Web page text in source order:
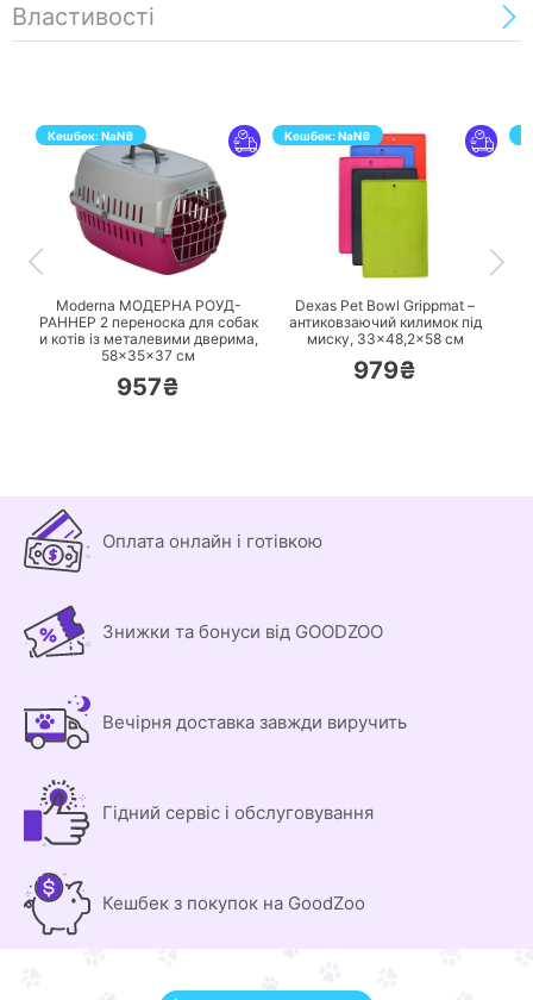
Властивості
Кешбек:NaN₴
ПЕРЕЙТИ
Moderna МОДЕРНА РОУД-
РАННЕР 2 переноска для собак
и котів із металевими дверима,
58×35×37 см
957₴
Кешбек:NaN₴
ПЕРЕЙТИ
Dexas Pet Bowl Grippmat –
антиковзаючий килимок під
миску, 33×48,2×58 см
979₴
Оплата онлайн і готівкою
Знижки та бонуси від GOODZOO
Вечірня доставка завжди виручить
Гідний сервіс і обслуговування
Кешбек з покупок на GoodZoo